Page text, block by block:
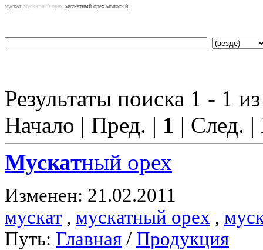
мускат мускатный орех мускатный орех молотый
Результаты поиска 1 - 1
Начало | Пред. | 1 | След.
Мускатный орех
Изменен: 21.02.2011
мускат , мускатный орех ,
Путь: Главная / Продукция